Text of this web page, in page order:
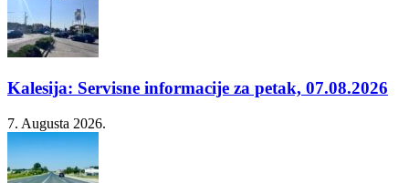
Kalesija: Servisne informacije za petak, 07.08.2026
7. Augusta 2026.